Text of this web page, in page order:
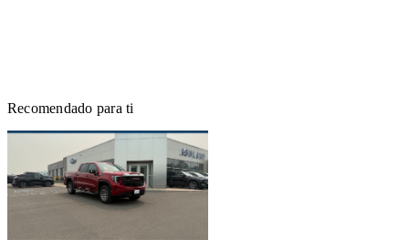
Recomendado para ti